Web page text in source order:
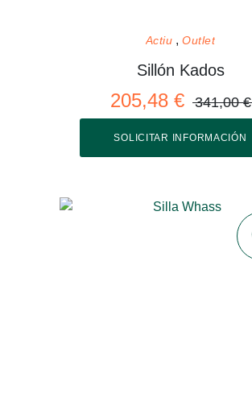
Actiu Outlet
Sillón Kados
205,48 € 341,00 €
SOLICITAR INFORMACIÓN